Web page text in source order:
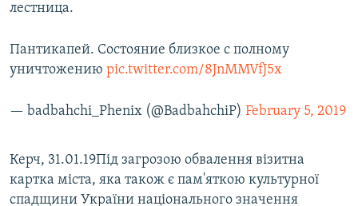
лестница.
Пантикапей. Состояние близкое с полному
уничтожению pic.twitter.com/8JnMMVfJ5x
— badbahchi_Phenix (@BadbahchiP) February 5, 2019
Керч, 31.01.19Під загрозою обвалення візитна
картка міста, яка також є пам'яткою культурної
спадщини України національного значення